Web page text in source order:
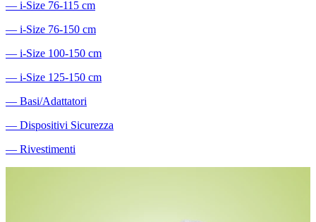
― i-Size 76-115 cm
― i-Size 76-150 cm
― i-Size 100-150 cm
― i-Size 125-150 cm
― Basi/Adattatori
― Dispositivi Sicurezza
― Rivestimenti